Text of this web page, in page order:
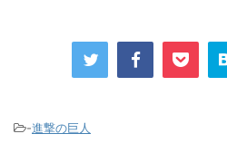
-進撃の巨人